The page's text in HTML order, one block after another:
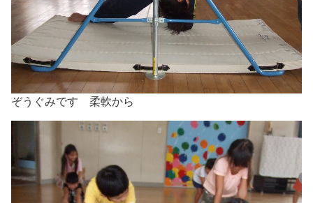
ぞうぐみです 柔軟から